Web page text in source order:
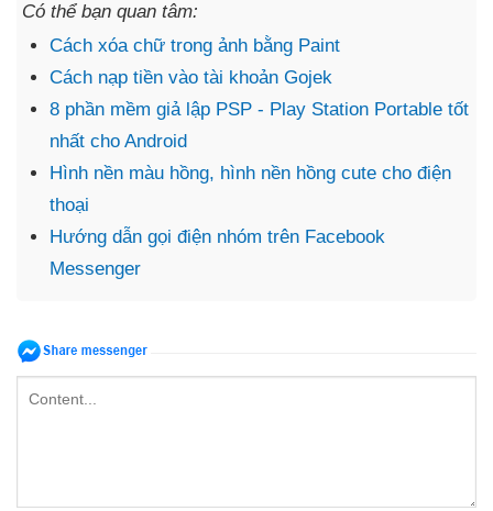
Có thể bạn quan tâm:
Cách xóa chữ trong ảnh bằng Paint
Cách nạp tiền vào tài khoản Gojek
8 phần mềm giả lập PSP - Play Station Portable tốt
nhất cho Android
Hình nền màu hồng, hình nền hồng cute cho điện
thoại
Hướng dẫn gọi điện nhóm trên Facebook
Messenger